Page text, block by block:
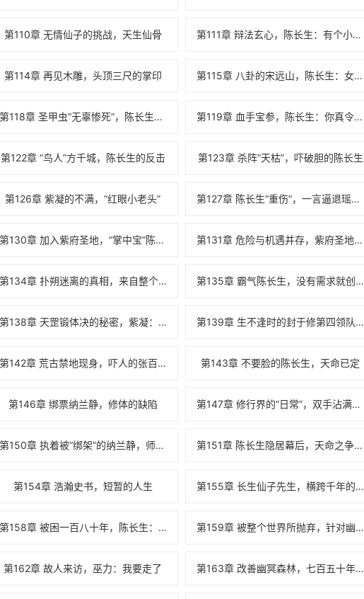
第110章 无情仙子的挑战，天生仙骨 第111章 辩法玄心，陈长生：有个小和尚输了我二十年
第114章 再见木雕，头顶三尺的掌印 第115章 八卦的宋远山，陈长生：女施主，我来给你送茶了
第118章 圣甲虫“无辜惨死”，陈长生的手段 第119章 血手宝参，陈长生：你真令人作呕
第122章 “鸟人”方千城，陈长生的反击 第123章 杀阵“天枯”，吓破胆的陈长生
第126章 紫凝的不满，“红眼小老头” 第127章 陈长生“重伤”，一言逼退瑶光圣子
第130章 加入紫府圣地，“掌中宝”陈长生 第131章 危险与机遇并存，紫府圣地的态度
第134章 扑朔迷离的真相，来自整个紫府圣地的怨气 第135章 霸气陈长生，没有需求就创造需求
第138章 天罡锻体决的秘密，紫凝：我能生儿子 第139章 生不逢时的封于修第四领队取消
第142章 荒古禁地现身，吓人的张百忍 第143章 不要脸的陈长生，天命已定
第146章 绑票纳兰静，修体的缺陷 第147章 修行界的“日常”，双手沾满鲜血
第150章 执着被“绑架”的纳兰静，师徒再见 第151章 陈长生隐居幕后，天命之争的开始
第154章 浩瀚史书，短暂的人生 第155章 长生仙子先生，横跨千年的八卦
第158章 被困一百八十年，陈长生：你给我等着 第159章 被整个世界所抛弃，针对幽冥森林的计划
第162章 故人来访，巫力：我要走了 第163章 改善幽冥森林，七百五十年的岁月